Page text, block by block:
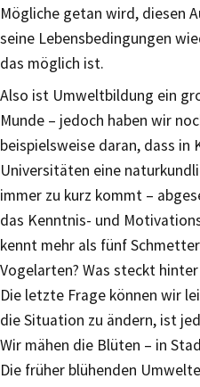
Mögliche getan wird, diesen
seine Lebensbedingungen
das möglich ist.
Also ist Umweltbildung ein
Munde – jedoch haben wir
beispielsweise daran, dass in
Universitäten​​ eine
immer zu kurz kommt –
das Kenntnis- und
kennt mehr als fünf
Vogelarten​? Was steckt
Die letzte Frage können wir
die Situation zu ändern, ist
Wir mähen die Blüten – in
Die früher blühenden